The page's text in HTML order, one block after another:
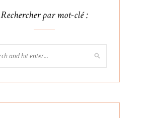
Rechercher par mot-clé :